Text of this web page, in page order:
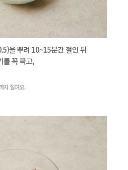
을 뿌려 10~15분간 절인 뒤
를 꼭 짜고,
지 절여요.